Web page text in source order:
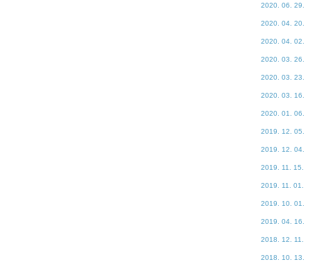
2020. 06. 29.
2020. 04. 20.
2020. 04. 02.
2020. 03. 26.
2020. 03. 23.
2020. 03. 16.
2020. 01. 06.
2019. 12. 05.
2019. 12. 04.
2019. 11. 15.
2019. 11. 01.
2019. 10. 01.
2019. 04. 16.
2018. 12. 11.
2018. 10. 13.